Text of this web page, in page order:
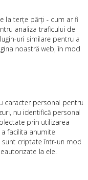
la terțe părți - cum ar fi
analiza traficului de
uri similare pentru a
noastră web, în mod
caracter personal pentru
nu identifică personal
prin utilizarea
facilita anumite
criptate într-un mod
la ele.